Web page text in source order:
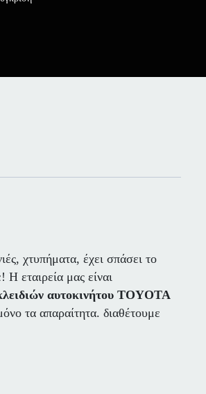
χτυπήματα, έχει σπάσει το
εταιρεία μας είναι
αυτοκινήτου TOYOTA
τα απαραίτητα. διαθέτουμε